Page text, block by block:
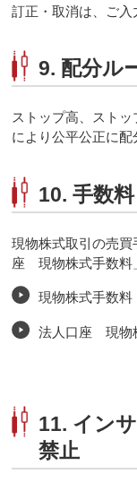
訂正・取消は、ご入
9. 配分ル
ストップ高、スト
により公平公正に配
10. 手数料
現物株式取引の売
座 現物株式手数料
現物株式手数料
法人口座 現物
11. イン
禁止